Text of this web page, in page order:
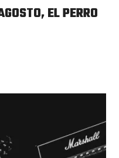
EL PERRO